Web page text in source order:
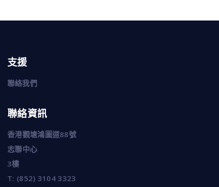
支援
聯絡我們
聯絡資訊
香港觀塘鴻圖道88號
志聯中心
3樓
T: (852) 3104 3323